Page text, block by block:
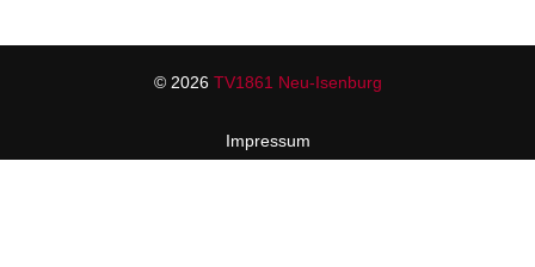
© 2026 TV1861 Neu-Isenburg
Impressum